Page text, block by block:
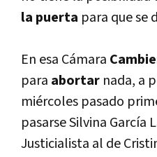
la puerta para que se
En esa Cámara
para abortar nada, a
miércoles pasado
pasarse Silvina
Justicialista al de